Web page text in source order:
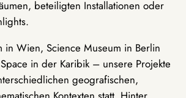
beteiligten Installationen oder
in Wien, Science Museum in Berlin
in der Karibik – unsere Projekte
geografischen,